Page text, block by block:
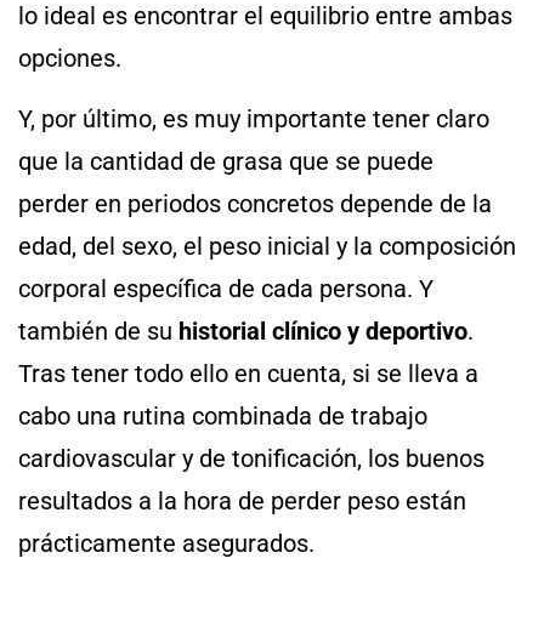
lo ideal es encontrar el equilibrio entre ambas
opciones.
Y, por último, es muy importante tener claro
que la cantidad de grasa que se puede
perder en periodos concretos depende de la
edad, del sexo, el peso inicial y la composición
corporal específica de cada persona. Y
también de su historial clínico y deportivo.
Tras tener todo ello en cuenta, si se lleva a
cabo una rutina combinada de trabajo
cardiovascular y de tonificación, los buenos
resultados a la hora de perder peso están
prácticamente asegurados.